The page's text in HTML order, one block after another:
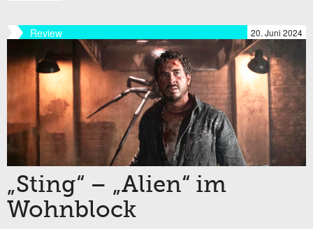
Review 20. Juni 2024
„Sting“ – „Alien“ im
Wohnblock